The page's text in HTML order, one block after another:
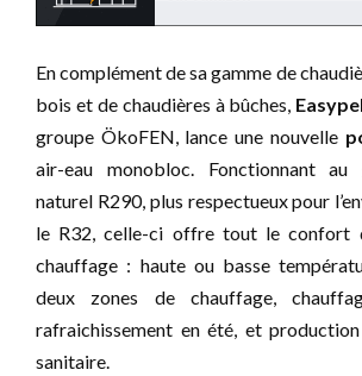
En complément de sa gamme de
bois et de chaudières à bûches,
groupe ÖkoFEN, lance une nouvelle
air-eau monobloc. Fonctionnant
naturel R290, plus respectueux pour
le R32, celle-ci offre tout le confort
chauffage : haute ou basse
deux zones de chauffage,
rafraichissement en été, et production
sanitaire.